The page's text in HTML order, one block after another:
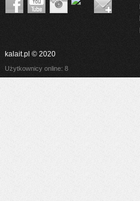
kalait.pl © 2020
Użytkownicy online: 8